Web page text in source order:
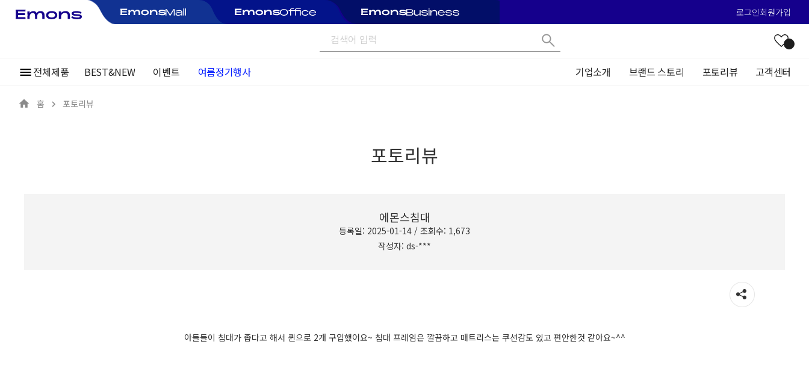
로그인회원가입
전체제품 BEST&NEW 이벤트
~30%
기업소개 브랜드 스토리 포토리뷰 고객센터
홈 포토리뷰
포토리뷰
에몬스침대
등록일: 2025-01-14 / 조회수: 1,673
작성자: ds-***
아들들이 침대가 좁다고 해서 퀸으로 2개 구입했어요~ 침대 프레임은 깔끔하고 매트리스는 쿠션감도 있고 편안한것 같아요~^^